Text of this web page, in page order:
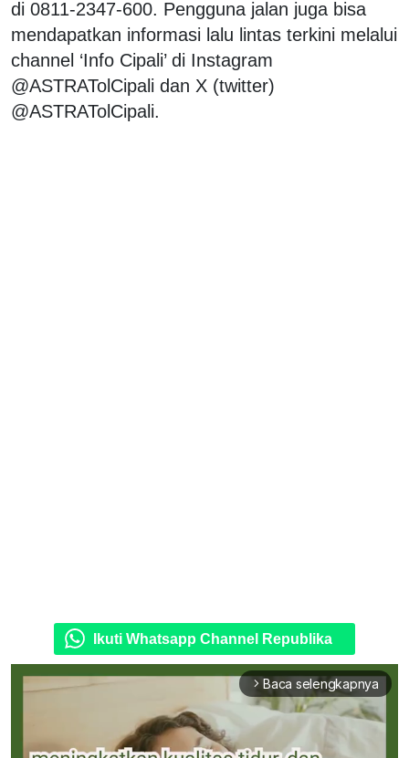
di 0811-2347-600. Pengguna jalan juga bisa
mendapatkan informasi lalu lintas terkini melalui
channel ‘Info Cipali’ di Instagram
@ASTRATolCipali dan X (twitter)
@ASTRATolCipali.
Ikuti Whatsapp Channel Republika
arrow_forward_ios Baca selengkapnya